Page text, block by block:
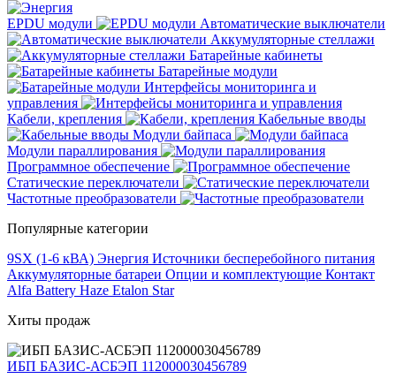
EPDU модули
Автоматические выключатели
Аккумуляторные стеллажи
Батарейные кабинеты
Батарейные модули
Интерфейсы мониторинга и
управления
Кабели, крепления
Кабельные вводы
Модули байпаса
Модули параллирования
Программное обеспечение
Статические переключатели
Частотные преобразователи
Популярные категории
9SX (1-6 кВА) Энергия Источники бесперебойного питания
Аккумуляторные батареи Опции и комплектующие Контакт
Alfa Battery Haze Etalon Star
Хиты продаж
ИБП БАЗИС-АСБЭП 112000030456789